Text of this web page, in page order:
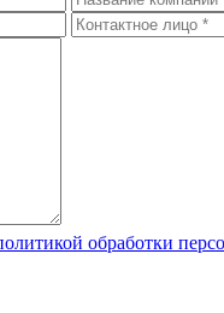
обработки